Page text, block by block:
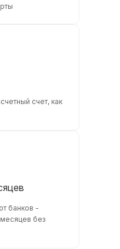
счет, как
банков -
без